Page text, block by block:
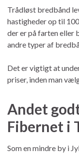
Trådløst bredbånd
hastigheder op til
der er på farten eller
andre typer af
Det er vigtigt at
priser, inden man
Andet
Fibernet i
Som en mindre by i